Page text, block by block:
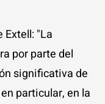
Extell: "La
por parte del
significativa de
particular, en la